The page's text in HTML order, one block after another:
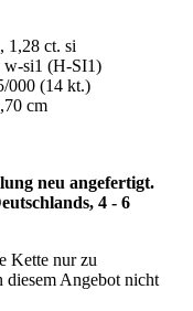
1,28 ct. si
w-si1 (H-SI1)
000 (14 kt.)
cm
neu angefertigt.
4 - 6
Kette nur zu
diesem Angebot nicht